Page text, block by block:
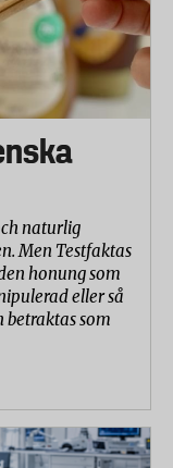
naturlig
Men Testfaktas
honung som
eller så
betraktas som